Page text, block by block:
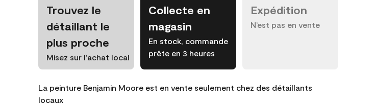
Trouvez le
détaillant le
plus proche
Misez sur l’achat local
Collecte en
magasin
En stock, commande
prête en 3 heures
Expédition
N’est pas en vente
La peinture Benjamin Moore est en vente seulement chez des détaillants
locaux